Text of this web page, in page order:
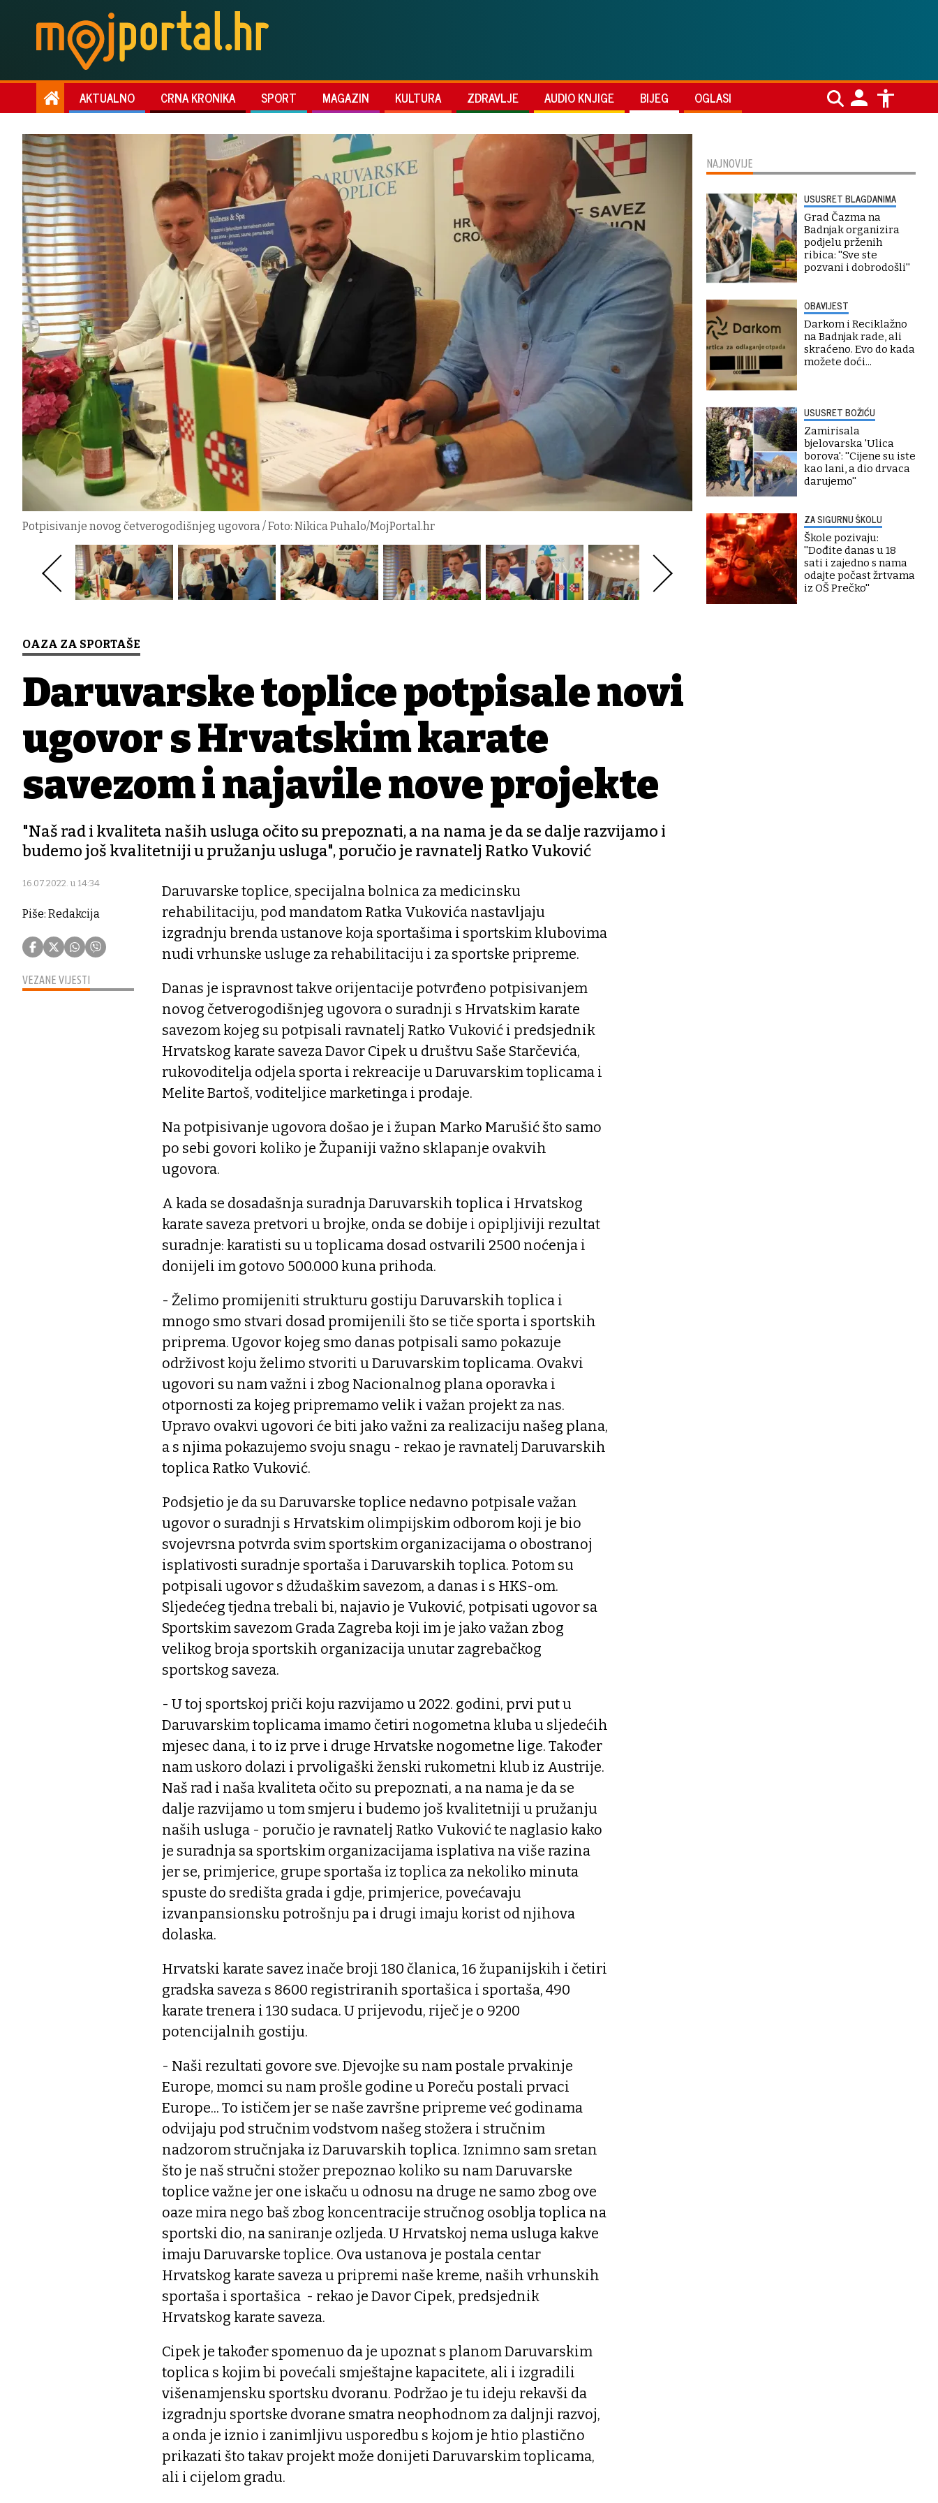
AKTUALNO CRNA KRONIKA SPORT MAGAZIN KULTURA ZDRAVLJE AUDIO KNJIGE BIJEG OGLASI
Potpisivanje novog četverogodišnjeg ugovora / Foto: Nikica Puhalo/MojPortal.hr
OAZA ZA SPORTAŠE
Daruvarske toplice potpisale novi
ugovor s Hrvatskim karate
savezom i najavile nove projekte
"Naš rad i kvaliteta naših usluga očito su prepoznati, a na nama je da se dalje razvijamo i
budemo još kvalitetniji u pružanju usluga", poručio je ravnatelj Ratko Vuković
16.07.2022. u 14:34
Piše: Redakcija
VEZANE VIJESTI
Daruvarske toplice, specijalna bolnica za medicinsku
rehabilitaciju, pod mandatom Ratka Vukovića nastavljaju
izgradnju brenda ustanove koja sportašima i sportskim klubovima
nudi vrhunske usluge za rehabilitaciju i za sportske pripreme.
Danas je ispravnost takve orijentacije potvrđeno potpisivanjem
novog četverogodišnjeg ugovora o suradnji s Hrvatskim karate
savezom kojeg su potpisali ravnatelj Ratko Vuković i predsjednik
Hrvatskog karate saveza Davor Cipek u društvu Saše Starčevića,
rukovoditelja odjela sporta i rekreacije u Daruvarskim toplicama i
Melite Bartoš, voditeljice marketinga i prodaje.
Na potpisivanje ugovora došao je i župan Marko Marušić što samo
po sebi govori koliko je Županiji važno sklapanje ovakvih
ugovora.
A kada se dosadašnja suradnja Daruvarskih toplica i Hrvatskog
karate saveza pretvori u brojke, onda se dobije i opipljiviji rezultat
suradnje: karatisti su u toplicama dosad ostvarili 2500 noćenja i
donijeli im gotovo 500.000 kuna prihoda.
- Želimo promijeniti strukturu gostiju Daruvarskih toplica i
mnogo smo stvari dosad promijenili što se tiče sporta i sportskih
priprema. Ugovor kojeg smo danas potpisali samo pokazuje
održivost koju želimo stvoriti u Daruvarskim toplicama. Ovakvi
ugovori su nam važni i zbog Nacionalnog plana oporavka i
otpornosti za kojeg pripremamo velik i važan projekt za nas.
Upravo ovakvi ugovori će biti jako važni za realizaciju našeg plana,
a s njima pokazujemo svoju snagu - rekao je ravnatelj Daruvarskih
toplica Ratko Vuković.
Podsjetio je da su Daruvarske toplice nedavno potpisale važan
ugovor o suradnji s Hrvatskim olimpijskim odborom koji je bio
svojevrsna potvrda svim sportskim organizacijama o obostranoj
isplativosti suradnje sportaša i Daruvarskih toplica. Potom su
potpisali ugovor s džudaškim savezom, a danas i s HKS-om.
Sljedećeg tjedna trebali bi, najavio je Vuković, potpisati ugovor sa
Sportskim savezom Grada Zagreba koji im je jako važan zbog
velikog broja sportskih organizacija unutar zagrebačkog
sportskog saveza.
- U toj sportskoj priči koju razvijamo u 2022. godini, prvi put u
Daruvarskim toplicama imamo četiri nogometna kluba u sljedećih
mjesec dana, i to iz prve i druge Hrvatske nogometne lige. Također
nam uskoro dolazi i prvoligaški ženski rukometni klub iz Austrije.
Naš rad i naša kvaliteta očito su prepoznati, a na nama je da se
dalje razvijamo u tom smjeru i budemo još kvalitetniji u pružanju
naših usluga - poručio je ravnatelj Ratko Vuković te naglasio kako
je suradnja sa sportskim organizacijama isplativa na više razina
jer se, primjerice, grupe sportaša iz toplica za nekoliko minuta
spuste do središta grada i gdje, primjerice, povećavaju
izvanpansionsku potrošnju pa i drugi imaju korist od njihova
dolaska.
Hrvatski karate savez inače broji 180 članica, 16 županijskih i četiri
gradska saveza s 8600 registriranih sportašica i sportaša, 490
karate trenera i 130 sudaca. U prijevodu, riječ je o 9200
potencijalnih gostiju.
- Naši rezultati govore sve. Djevojke su nam postale prvakinje
Europe, momci su nam prošle godine u Poreču postali prvaci
Europe... To ističem jer se naše završne pripreme već godinama
odvijaju pod stručnim vodstvom našeg stožera i stručnim
nadzorom stručnjaka iz Daruvarskih toplica. Iznimno sam sretan
što je naš stručni stožer prepoznao koliko su nam Daruvarske
toplice važne jer one iskaču u odnosu na druge ne samo zbog ove
oaze mira nego baš zbog koncentracije stručnog osoblja toplica na
sportski dio, na saniranje ozljeda. U Hrvatskoj nema usluga kakve
imaju Daruvarske toplice. Ova ustanova je postala centar
Hrvatskog karate saveza u pripremi naše kreme, naših vrhunskih
sportaša i sportašica - rekao je Davor Cipek, predsjednik
Hrvatskog karate saveza.
Cipek je također spomenuo da je upoznat s planom Daruvarskim
toplica s kojim bi povećali smještajne kapacitete, ali i izgradili
višenamjensku sportsku dvoranu. Podržao je tu ideju rekavši da
izgradnju sportske dvorane smatra neophodnom za daljnji razvoj,
a onda je iznio i zanimljivu usporedbu s kojom je htio plastično
prikazati što takav projekt može donijeti Daruvarskim toplicama,
ali i cijelom gradu.
NAJNOVIJE
USUSRET BLAGDANIMA
Grad Čazma na
Badnjak organizira
podjelu prženih
ribica: ''Sve ste
pozvani i dobrodošli''
OBAVIJEST
Darkom i Reciklažno
na Badnjak rade, ali
skraćeno. Evo do kada
možete doći...
USUSRET BOŽIĆU
Zamirisala
bjelovarska 'Ulica
borova': ''Cijene su iste
kao lani, a dio drvaca
darujemo''
ZA SIGURNU ŠKOLU
Škole pozivaju:
''Dođite danas u 18
sati i zajedno s nama
odajte počast žrtvama
iz OŠ Prečko''